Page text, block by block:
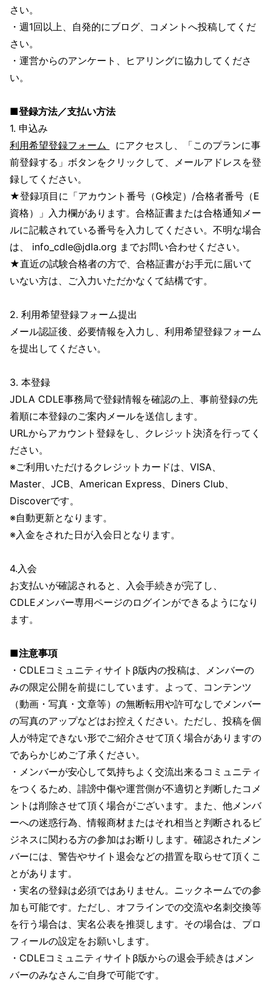
さい。
・週1回以上、自発的にブログ、コメントへ投稿してくだ
さい。
・運営からのアンケート、ヒアリングに協力してくださ
い。
■登録方法／支払い方法
1. 申込み
利用希望登録フォーム
にアクセスし、「このプランに事
前登録する」ボタンをクリックして、メールアドレスを登
録してください。
★登録項目に「アカウント番号（G検定）/合格者番号（E
資格）」入力欄があります。合格証書または合格通知メー
ルに記載されている番号を入力してください。不明な場合
は、 info_cdle@jdla.org までお問い合わせください。
★直近の試験合格者の方で、合格証書がお手元に届いて
いない方は、ご入力いただかなくて結構です。
2. 利用希望登録フォーム提出
メール認証後、必要情報を入力し、利用希望登録フォーム
を提出してください。
3. 本登録
JDLA CDLE事務局で登録情報を確認の上、事前登録の先
着順に本登録のご案内メールを送信します。
URLからアカウント登録をし、クレジット決済を行ってく
ださい。
※ご利用いただけるクレジットカードは、VISA、
Master、JCB、American Express、Diners Club、
Discoverです。
※自動更新となります。
※入金をされた日が入会日となります。
4.入会
お支払いが確認されると、入会手続きが完了し、
CDLEメンバー専用ページのログインができるようになり
ます。
■注意事項
・CDLEコミュニティサイトβ版内の投稿は、メンバーの
みの限定公開を前提にしています。よって、コンテンツ
（動画・写真・文章等）の無断転用や許可なしでメンバー
の写真のアップなどはお控えください。ただし、投稿を個
人が特定できない形でご紹介させて頂く場合がありますの
であらかじめご了承ください。
・メンバーが安心して気持ちよく交流出来るコミュニティ
をつくるため、誹謗中傷や運営側が不適切と判断したコメ
ントは削除させて頂く場合がございます。また、他メンバ
ーへの迷惑行為、情報商材またはそれ相当と判断されるビ
ジネスに関わる方の参加はお断りします。確認されたメン
バーには、警告やサイト退会などの措置を取らせて頂くこ
とがあります。
・実名の登録は必須ではありません。ニックネームでの参
加も可能です。ただし、オフラインでの交流や名刺交換等
を行う場合は、実名公表を推奨します。その場合は、プロ
フィールの設定をお願いします。
・CDLEコミュニティサイトβ版からの退会手続きはメン
バーのみなさんご自身で可能です。